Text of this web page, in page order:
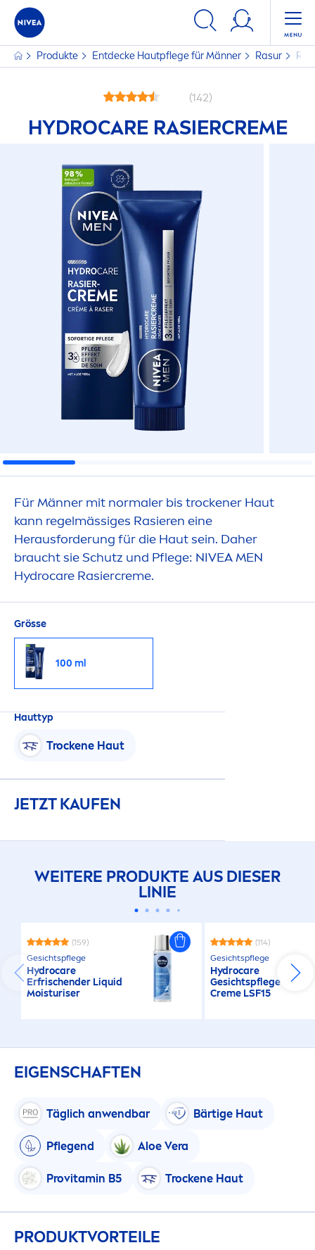
Produkte Entdecke Hautpflege für Männer Rasur
(142)
HYDROCARERASIERCREME
Für Männer mit normaler bis trockener Haut
kann regelmässiges Rasieren eine
Herausforderung für die Haut sein. Daher
braucht sie Schutz und Pflege: NIVEAMEN
Hydrocare Rasiercreme.
Grösse
100 ml
Hauttyp
Trockene Haut
JETZT KAUFEN
WEITERE PRODUKTE AUS DIESER
LINIE
(159)
Gesichtspflege
Hydrocare
Erfrischender Liquid
Moisturiser
(114)
Gesichtspflege
Hydrocare
Gesichtspflege
Creme LSF15
EIGENSCHAFTEN
Täglich anwendbar Bärtige Haut
Pflegend Aloe Vera
Provitamin B5 Trockene Haut
PRODUKTVORTEILE